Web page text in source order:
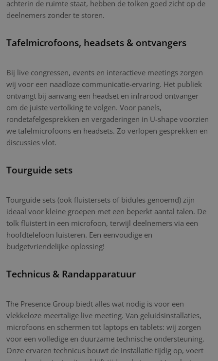
achterin de ruimte staat, hebben de tolken goed zicht op de
deelnemers zonder te storen.
Tafelmicrofoons, headsets & ontvangers
Bij live congressen, events en interactieve meetings zorgen
wij voor een naadloze communicatie-ervaring. Het publiek
ontvangt bij aanvang een headset en infrarood ontvanger
om de juiste vertolking te volgen. Voor panels,
rondetafelgesprekken en vergaderingen in U-shape voorzien
we tafelmicrofoons en headsets. Zo verlopen gesprekken en
discussies vlot.
Tourguide sets
Tourguide sets (ook fluistersets of bidules genoemd) zijn
ideaal voor kleine groepen met een beperkt aantal talen. De
tolk fluistert in een microfoon, terwijl deelnemers via een
hoofdtelefoon luisteren. Een eenvoudige en
budgetvriendelijke oplossing!
Technicus & Randapparatuur
The Presence Group biedt alles wat nodig is voor een
vlekkeloze meertalige live meeting. Van geluidsinstallaties,
microfoons en schermen tot laptops en tablets: wij zorgen
voor een volledige en duurzame technische ondersteuning.
Onze ervaren technicus bouwt de installatie tijdig op, voert